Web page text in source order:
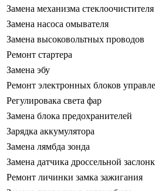
Замена механизма стеклоочистителя
Замена насоса омывателя
Замена высоковольтных проводов
Ремонт стартера
Замена эбу
Ремонт электронных блоков
Регулировака света фар
Замена блока предохранителей
Зарядка аккумулятора
Замена лямбда зонда
Замена датчика дроссельной
Ремонт личинки замка зажигания